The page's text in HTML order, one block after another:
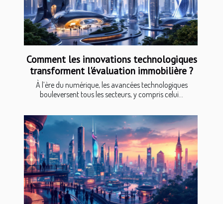
Comment les innovations technologiques
transforment l'évaluation immobilière ?
À l’ère du numérique, les avancées technologiques
bouleversent tous les secteurs, y compris celui...